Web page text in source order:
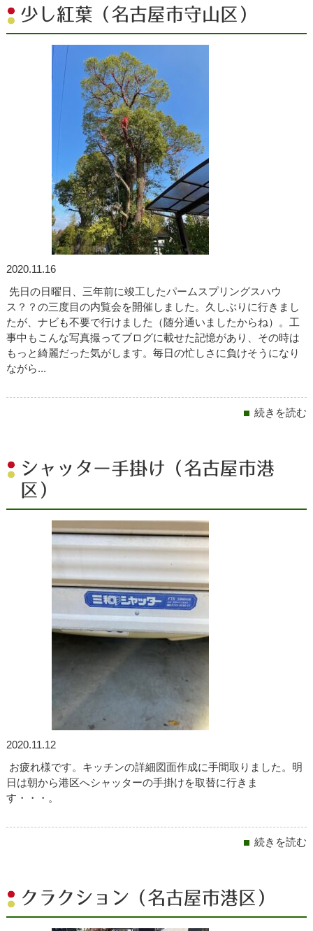
少し紅葉（名古屋市守山区）
2020.11.16
先日の日曜日、三年前に竣工したパームスプリングスハウ
ス？？の三度目の内覧会を開催しました。久しぶりに行きまし
たが、ナビも不要で行けました（随分通いましたからね）。工
事中もこんな写真撮ってブログに載せた記憶があり、その時は
もっと綺麗だった気がします。毎日の忙しさに負けそうになり
ながら...
続きを読む
シャッター手掛け（名古屋市港
区）
2020.11.12
お疲れ様です。キッチンの詳細図面作成に手間取りました。明
日は朝から港区へシャッターの手掛けを取替に行きま
す・・・。
続きを読む
クラクション（名古屋市港区）